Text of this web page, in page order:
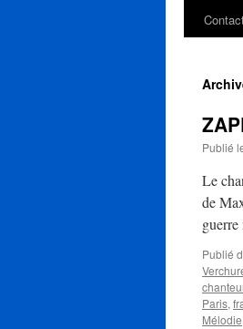
Publié
Le
de
Publié
Paris,
Mélodie